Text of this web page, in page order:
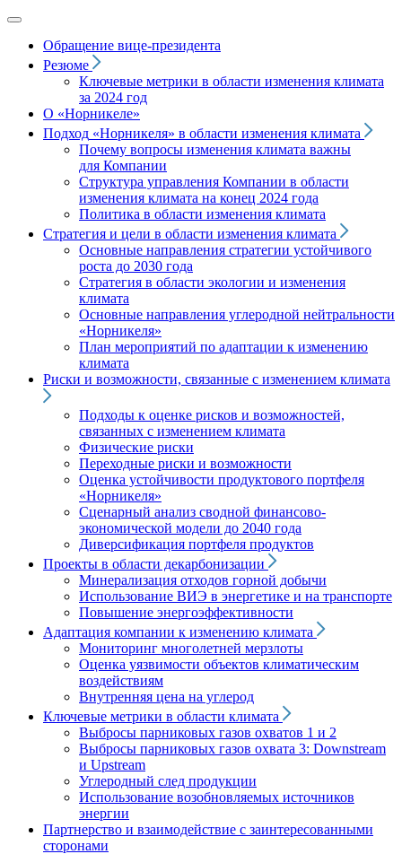
Обращение вице‑президента
Резюме
Ключевые метрики в области изменения климата
за 2024 год
О «Норникеле»
Подход «Норникеля» в области изменения климата
Почему вопросы изменения климата важны
для Компании
Структура управления Компании в области
изменения климата на конец 2024 года
Политика в области изменения климата
Стратегия и цели в области изменения климата
Основные направления стратегии устойчивого
роста до 2030 года
Стратегия в области экологии и изменения
климата
Основные направления углеродной нейтральности
«Норникеля»
План мероприятий по адаптации к изменению
климата
Риски и возможности, связанные с изменением климата
Подходы к оценке рисков и возможностей,
связанных с изменением климата
Физические риски
Переходные риски и возможности
Оценка устойчивости продуктового портфеля
«Норникеля»
Сценарный анализ сводной финансово-
экономической модели до 2040 года
Диверсификация портфеля продуктов
Проекты в области декарбонизации
Минерализация отходов горной добычи
Использование ВИЭ в энергетике и на транспорте
Повышение энергоэффективности
Адаптация компании к изменению климата
Мониторинг многолетней мерзлоты
Оценка уязвимости объектов климатическим
воздействиям
Внутренняя цена на углерод
Ключевые метрики в области климата
Выбросы парниковых газов охватов 1 и 2
Выбросы парниковых газов охвата 3: Downstream
и Upstream
Углеродный след продукции
Использование возобновляемых источников
энергии
Партнерство и взаимодействие с заинтересованными
сторонами